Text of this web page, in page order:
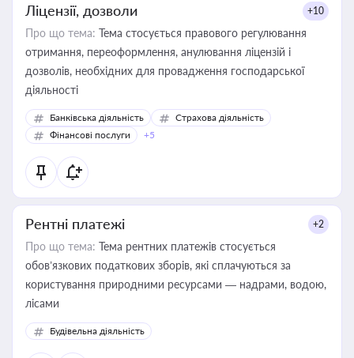
Ліцензії, дозволи +10
Про що тема: Тема стосується правового регулювання
отримання, переоформлення, анулювання ліцензій і
дозволів, необхідних для провадження господарської
діяльності
Банківська діяльність
Страхова діяльність
Фінансові послуги
+5
Рентні платежі +2
Про що тема: Тема рентних платежів стосується
обов’язкових податкових зборів, які сплачуються за
користування природними ресурсами — надрами, водою,
лісами
Будівельна діяльність